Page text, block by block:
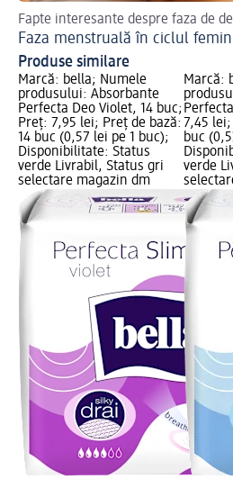
Fapte interesante despre faza de
Faza menstruală în ciclul
Produse similare
Marcă: bella; Numele
produsului: Absorbante
Perfecta Deo Violet, 14 buc;
Preț: 7,95 lei; Preț de bază:
14 buc (0,57 lei pe 1 buc);
Disponibilitate: Status
verde Livrabil, Status gri
selectare magazin dm
Marcă:
7,45
buc
verde